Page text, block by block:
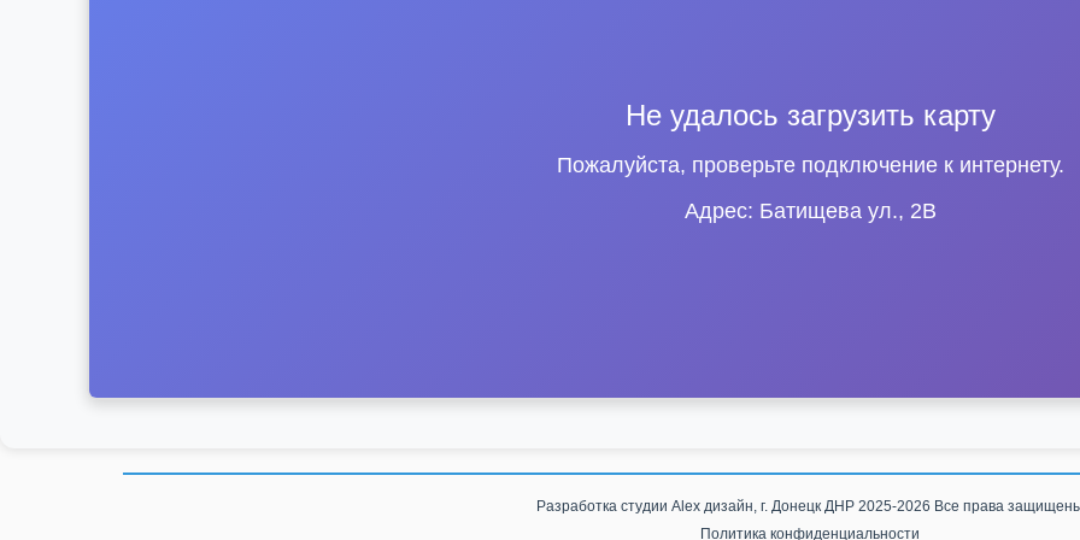
Не удалось загрузить карту
Пожалуйста, проверьте подключение к интернету.
Адрес: Батищева ул., 2В
Разработка студии Alex дизайн, г. Донецк ДНР 2025-2026 Все права
Политика конфиденциальности